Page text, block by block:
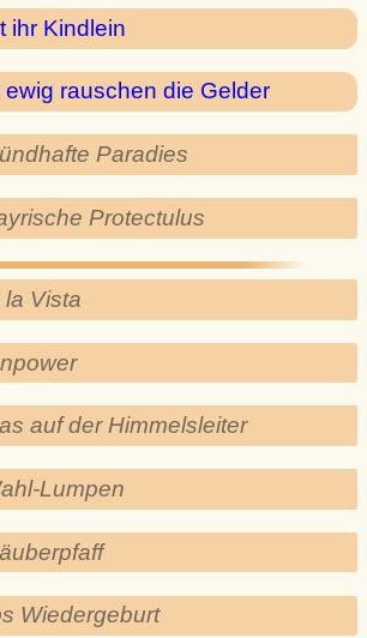
ihr Kindlein
ewig rauschen die Gelder
Paradies
Protectulus
la Vista
auf der Himmelsleiter
Lumpen
Wiedergeburt